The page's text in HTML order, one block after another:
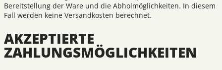
Bereitstellung der Ware und die Abholmöglichkeiten. In diesem
Fall werden keine Versandkosten berechnet.
AKZEPTIERTE
ZAHLUNGSMÖGLICHKEITEN